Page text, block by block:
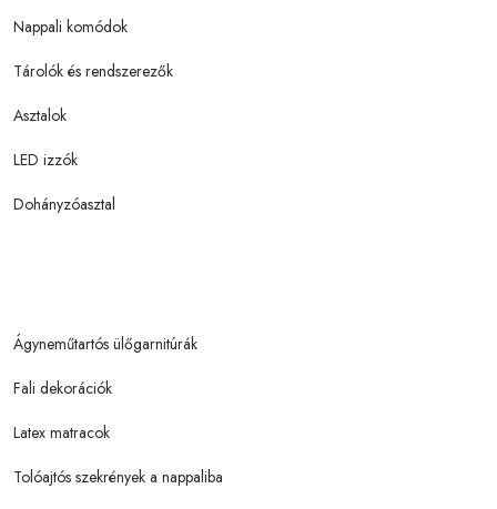
Nappali komódok
Tárolók és rendszerezők
Asztalok
LED izzók
Dohányzóasztal
Ágyneműtartós ülőgarnitúrák
Fali dekorációk
Latex matracok
Tolóajtós szekrények a nappaliba